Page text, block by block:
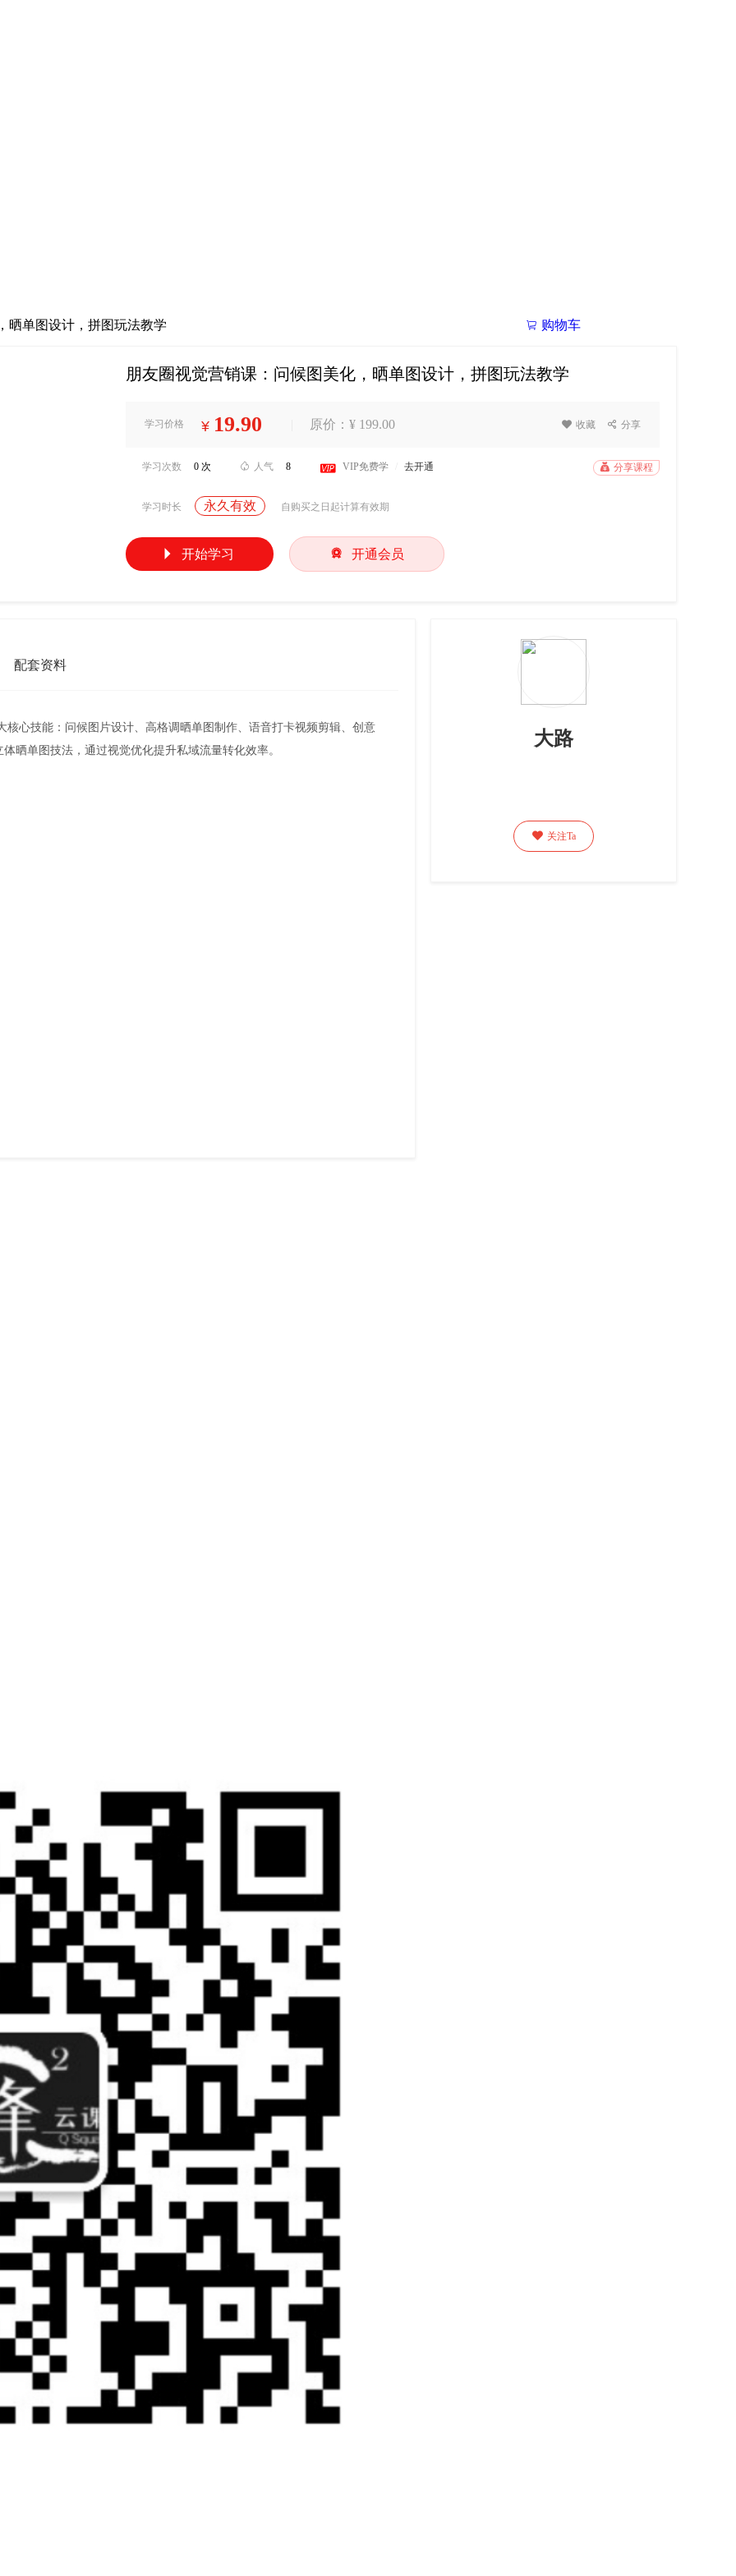
 购物车
晒单图设计，拼图玩法教学
朋友圈视觉营销课：问候图美化，晒单图设计，拼图玩法教学
学习价格 ¥ 19.90 原价：¥ 199.00  收藏  分享
学习次数 0 次  人气 8  VIP免费学 去开通  分享课程
学习时长 永久有效 自购买之日起计算有效期
 开始学习  开通会员
配套资料
心技能：问候图片设计、高格调晒单图制作、语音打卡视频剪辑、创意
晒单图技法，通过视觉优化提升私域流量转化效率。
大路
 关注Ta